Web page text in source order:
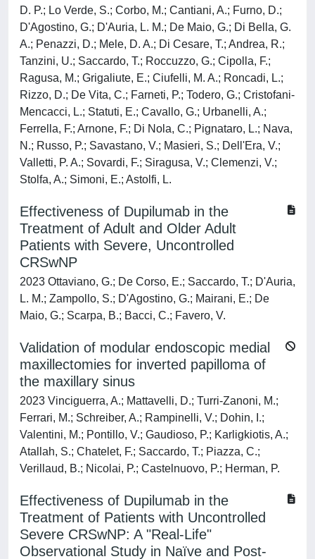
D. P.; Lo Verde, S.; Corbo, M.; Cantiani, A.; Furno, D.;
D'Agostino, G.; D'Auria, L. M.; De Maio, G.; Di Bella, G.
A.; Penazzi, D.; Mele, D. A.; Di Cesare, T.; Andrea, R.;
Tanzini, U.; Saccardo, T.; Roccuzzo, G.; Cipolla, F.;
Ragusa, M.; Grigaliute, E.; Ciufelli, M. A.; Roncadi, L.;
Rizzo, D.; De Vita, C.; Farneti, P.; Todero, G.; Cristofani-
Mencacci, L.; Statuti, E.; Cavallo, G.; Urbanelli, A.;
Ferrella, F.; Arnone, F.; Di Nola, C.; Pignataro, L.; Nava,
N.; Russo, P.; Savastano, V.; Masieri, S.; Dell'Era, V.;
Valletti, P. A.; Sovardi, F.; Siragusa, V.; Clemenzi, V.;
Stolfa, A.; Simoni, E.; Astolfi, L.
Effectiveness of Dupilumab in the
Treatment of Adult and Older Adult
Patients with Severe, Uncontrolled
CRSwNP
2023 Ottaviano, G.; De Corso, E.; Saccardo, T.; D'Auria,
L. M.; Zampollo, S.; D'Agostino, G.; Mairani, E.; De
Maio, G.; Scarpa, B.; Bacci, C.; Favero, V.
Validation of modular endoscopic medial
maxillectomies for inverted papilloma of
the maxillary sinus
2023 Vinciguerra, A.; Mattavelli, D.; Turri-Zanoni, M.;
Ferrari, M.; Schreiber, A.; Rampinelli, V.; Dohin, I.;
Valentini, M.; Pontillo, V.; Gaudioso, P.; Karligkiotis, A.;
Atallah, S.; Chatelet, F.; Saccardo, T.; Piazza, C.;
Verillaud, B.; Nicolai, P.; Castelnuovo, P.; Herman, P.
Effectiveness of Dupilumab in the
Treatment of Patients with Uncontrolled
Severe CRSwNP: A "Real-Life"
Observational Study in Naïve and Post-